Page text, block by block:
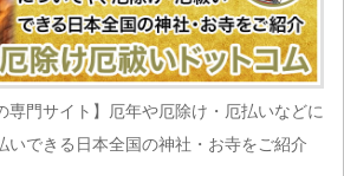
専門サイト】厄年や厄除け・厄払いなどに
いできる日本全国の神社・お寺をご紹介